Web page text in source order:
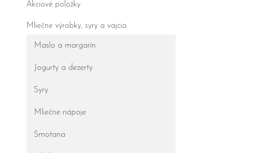
Akciové položky
Mliečne výrobky, syry a vajcia
Maslo a margarín
Jogurty a dezerty
Syry
Mliečne nápoje
Smotana